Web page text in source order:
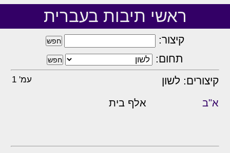
ראשי תיבות בעברית
קיצור:
תחום:
קיצורים: לשון עמ' 1
א"ב אלף בית